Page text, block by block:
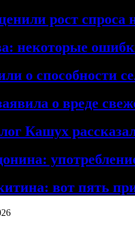
рост
некоторые
о способности
о вреде
Кашух
вот пять